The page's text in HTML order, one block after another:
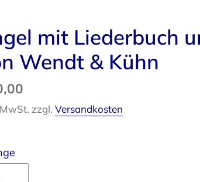
mit Liederbuch
Wendt & Kühn
zzgl. Versandkosten